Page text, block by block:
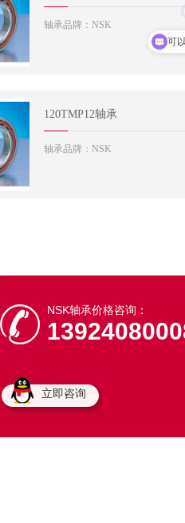
轴承品牌：NSK
120TMP12轴承
轴承品牌：NSK
NSK轴承价格咨询：
立即咨询
可